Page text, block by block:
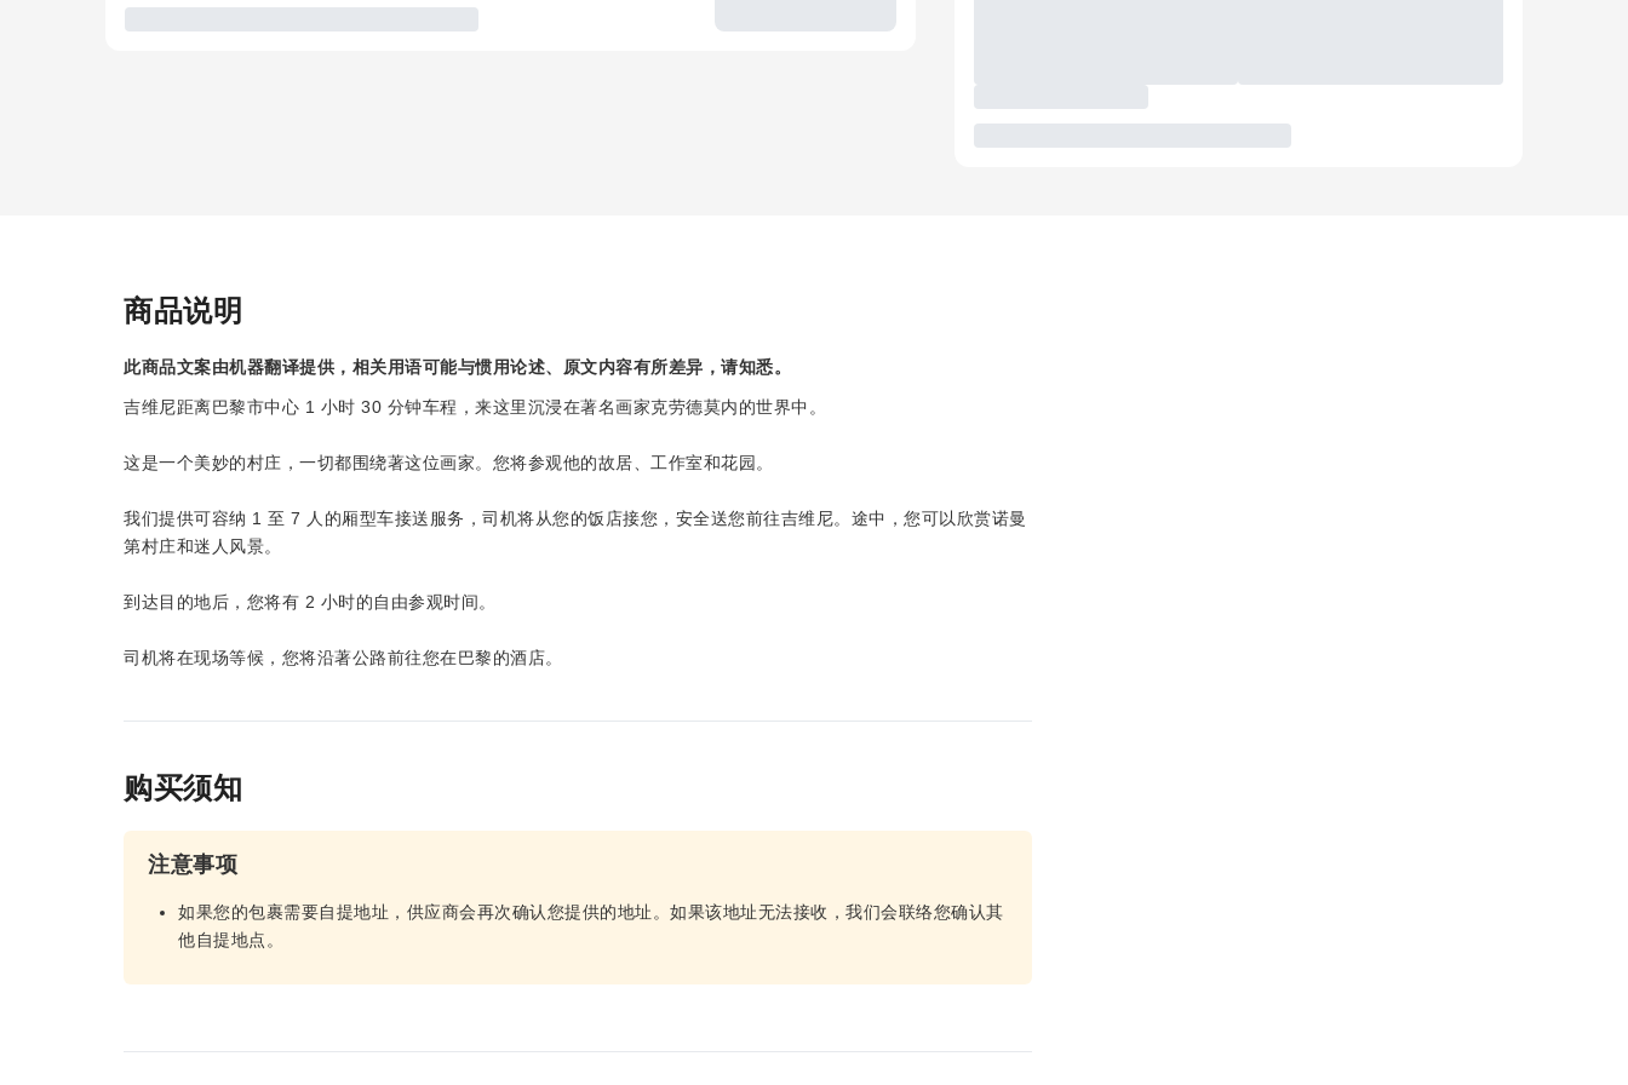
商品说明
此商品文案由机器翻译提供，相关用语可能与惯用论述、原文内容有所差异，请知悉。
吉维尼距离巴黎市中心 1 小时 30 分钟车程，来这里沉浸在著名画家克劳德莫内的世界中。
这是一个美妙的村庄，一切都围绕著这位画家。您将参观他的故居、工作室和花园。
我们提供可容纳 1 至 7 人的厢型车接送服务，司机将从您的饭店接您，安全送您前往吉维尼。途中，您可以欣赏诺曼
第村庄和迷人风景。
到达目的地后，您将有 2 小时的自由参观时间。
司机将在现场等候，您将沿著公路前往您在巴黎的酒店。
购买须知
注意事项
如果您的包裹需要自提地址，供应商会再次确认您提供的地址。如果该地址无法接收，我们会联络您确认其
他自提地点。